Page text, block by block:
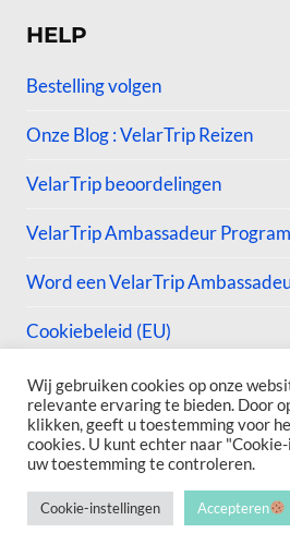
HELP
Bestelling volgen
Onze Blog : VelarTrip Reizen
VelarTrip beoordelingen
VelarTrip Ambassadeur
Word een VelarTrip
Cookiebeleid (EU)
© 2026 VelarTrip
Wij gebruiken cookies op onze
relevante ervaring te bieden. Door
klikken, geeft u toestemming voor
cookies. U kunt echter naar
uw toestemming te controleren.
Cookie-instellingen Accepteren